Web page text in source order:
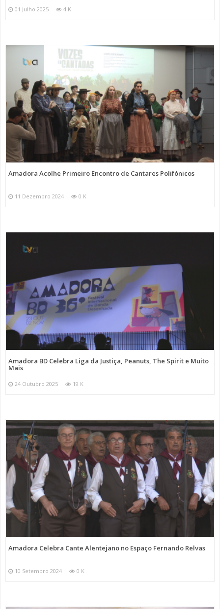
01 Julho 2025 4 K
Amadora Acolhe Primeiro Encontro de Cantares Polifónicos
11 Dezembro 2024 0 K
Amadora BD Celebra Liga da Justiça, Peanuts, The Spirit e Muito
Mais
24 Outubro 2025 19 K
Amadora Celebra Cante Alentejano no Espaço Fernando Relvas
10 Setembro 2024 0 K